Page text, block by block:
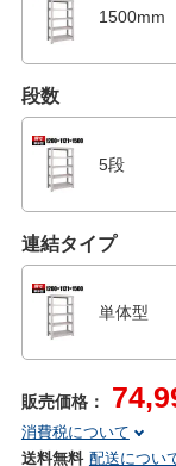
1500mm
段数
5段
連結タイプ
単体型
販売価格：
消費税について
送料無料 配送につい